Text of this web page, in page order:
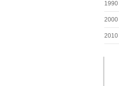
2000
2010